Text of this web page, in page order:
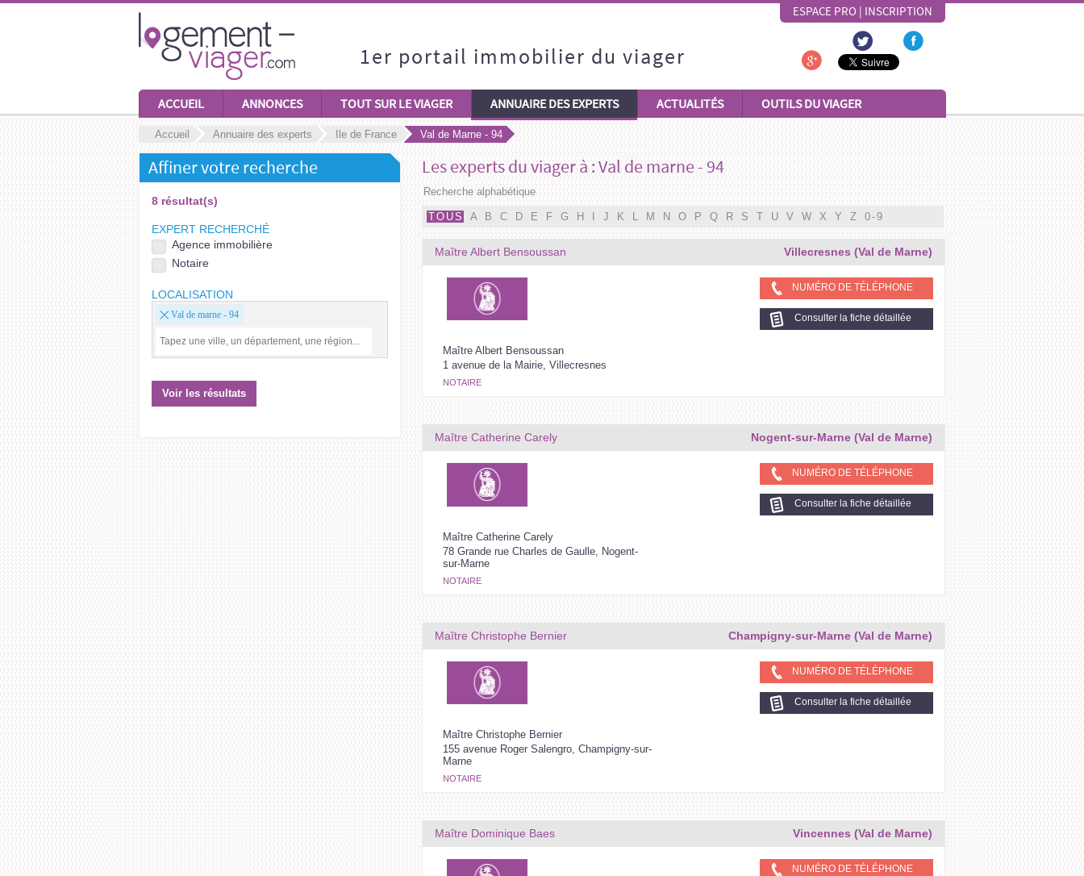
1er portail immobilier du viager
ESPACE PRO | INSCRIPTION
ACCUEIL ANNONCES TOUT SUR LE VIAGER ANNUAIRE DES EXPERTS ACTUALITÉS OUTILS DU VIAGER
Accueil Annuaire des experts Ile de France Val de Marne - 94
Affiner votre recherche
8 résultat(s)
EXPERT RECHERCHÉ
Agence immobilière
Notaire
LOCALISATION
Val de marne - 94
Les experts du viager à :Val de marne - 94
Recherche alphabétique
TOUS A B C D E F G H J K L M N O P Q R S T U V W X Y Z 0-9
Maître Albert Bensoussan Villecresnes (Val de Marne)
Maître Albert Bensoussan
1 avenue de la Mairie, Villecresnes
NOTAIRE
NUMÉRO DE TÉLÉPHONE
Consulter la fiche détaillée
Maître Catherine Carely Nogent-sur-Marne (Val de Marne)
Maître Catherine Carely
78 Grande rue Charles de Gaulle, Nogent-
sur-Marne
NOTAIRE
NUMÉRO DE TÉLÉPHONE
Consulter la fiche détaillée
Maître Christophe Bernier Champigny-sur-Marne (Val de Marne)
Maître Christophe Bernier
155 avenue Roger Salengro, Champigny-sur-
Marne
NOTAIRE
NUMÉRO DE TÉLÉPHONE
Consulter la fiche détaillée
Maître Dominique Baes Vincennes (Val de Marne)
NUMÉRO DE TÉLÉPHONE